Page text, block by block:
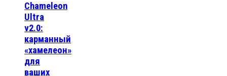
Chameleon
Ultra
v2.0:
карманный
«хамелеон»
для
ваших